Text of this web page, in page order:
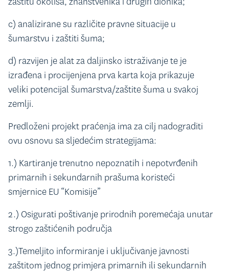
c) analizirane su različite pravne situacije u
šumarstvu i zaštiti šuma;
d) razvijen je alat za daljinsko istraživanje te je
izrađena i procijenjena prva karta koja prikazuje
veliki potencijal šumarstva/zaštite šuma u svakoj
zemlji.
Predloženi projekt praćenja ima za cilj nadograditi
ovu osnovu sa sljedećim strategijama:
1.) Kartiranje trenutno nepoznatih i nepotvrđenih
primarnih i sekundarnih prašuma koristeći
smjernice EU “Komisije”
2.) Osigurati poštivanje prirodnih poremećaja unutar
strogo zaštićenih područja
3.)Temeljito informiranje i uključivanje javnosti
zaštitom jednog primjera primarnih ili sekundarnih